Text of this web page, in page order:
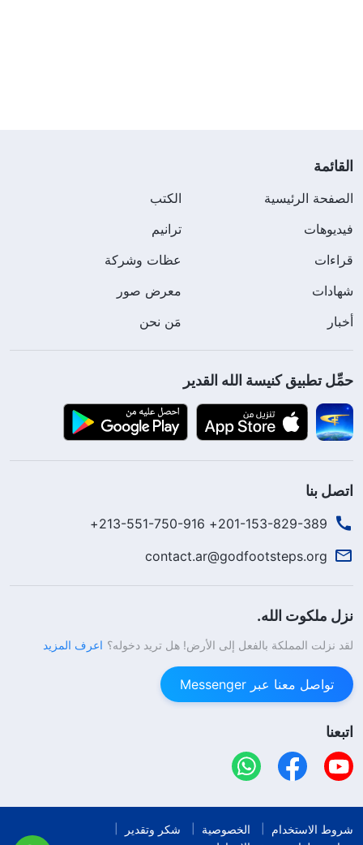
القائمة
الصفحة الرئيسية
الكتب
فيديوهات
ترانيم
قراءات
عظات وشركة
شهادات
معرض صور
أخبار
مَن نحن
حمِّل تطبيق كنيسة الله القدير
اتصل بنا
201-153-829-389+ 213-551-750-916+
contact.ar@godfootsteps.org
نزل ملكوت الله.
لقد نزلت المملكة بالفعل إلى الأرض! هل تريد دخوله؟ اعرف المزيد
تواصل معنا عبر Messenger
اتبعنا
شروط الاستخدام الخصوصية
شكر وتقدير